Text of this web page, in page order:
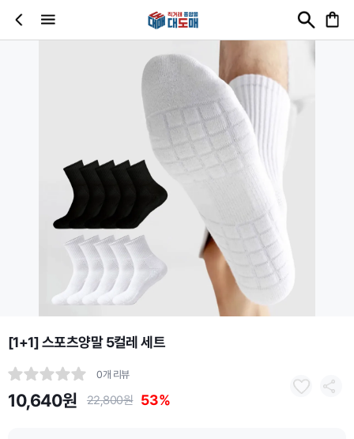
[1+1] 스포츠양말 5컬레 세트
0개 리뷰
10,640원 22,800원 53%